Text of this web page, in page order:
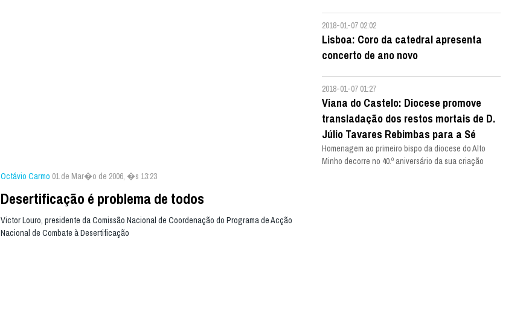
Octávio Carmo 01 de Mar�o de 2006, �s 13:23
Desertificação é problema de todos
Victor Louro, presidente da Comissão Nacional de Coordenação do Programa de Acção
Nacional de Combate à Desertificação
2018-01-07 02:02
Lisboa: Coro da catedral apresenta
concerto de ano novo
2018-01-07 01:27
Viana do Castelo: Diocese promove
transladação dos restos mortais de D.
Júlio Tavares Rebimbas para a Sé
Homenagem ao primeiro bispo da diocese do Alto
Minho decorre no 40.º aniversário da sua criação